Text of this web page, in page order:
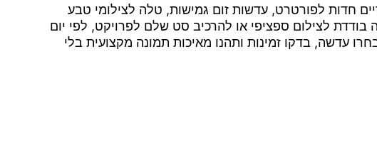
חדות לפורטרט, עדשות זום גמישות, טלה לצילומי טבע
בודדת לצילום ספציפי או להרכיב סט שלם לפרויקט, לפי יום
עדשה, בדקו זמינות ותהנו מאיכות תמונה מקצועית בלי